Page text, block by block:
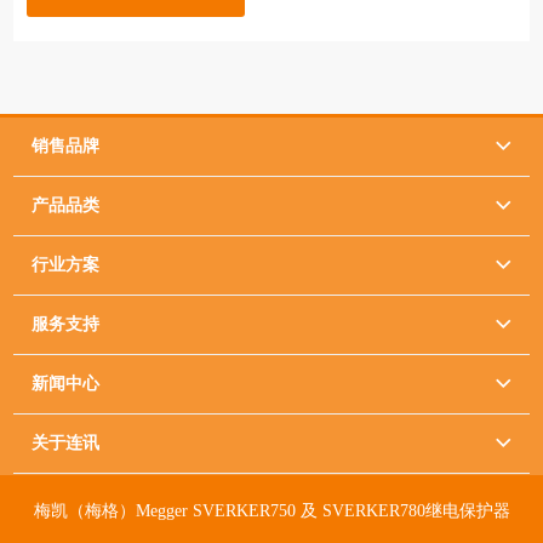
梅凯（梅格）Megger SVERKER750 及 SVERKER780继电保护器
销售品牌 
产品品类 
行业方案 
服务支持 
新闻中心 
关于连讯 